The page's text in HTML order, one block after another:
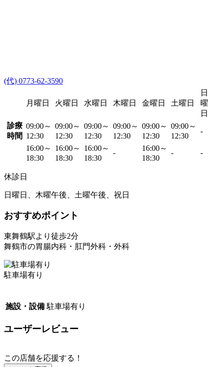
(代) 0773-62-3590
月曜日 火曜日 水曜日 木曜日 金曜日 土曜日
日
曜
日
診療
時間
09:00～
12:30
09:00～
12:30
09:00～
12:30
09:00～
12:30
09:00～
12:30
09:00～
12:30
-
16:00～
18:30
16:00～
18:30
16:00～
18:30
-
16:00～
18:30
- -
休診日
日曜日、木曜午後、土曜午後、祝日
おすすめポイント
東舞鶴駅より徒歩2分
舞鶴市の胃腸内科・肛門外科・外科
駐車場有り
施設・設備 駐車場有り
ユーザーレビュー
この店舗を応援する！